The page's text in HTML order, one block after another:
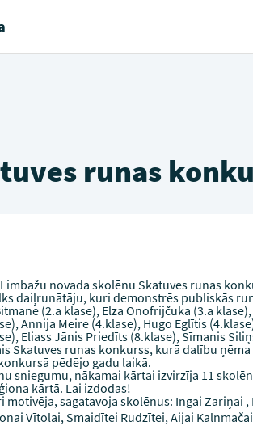
runas
novada skolēnu Skatuves runas
daiļrunātāju, kuri demonstrēs publiskās
(2.a klase), Elza Onofrijčuka (3.a
Annija Meire (4.klase), Hugo Eglītis
Eliass Jānis Priedīts (8.klase), Sīmanis
Skatuves runas konkurss, kurā dalību
pēdējo gadu laikā.
sniegumu, nākamai kārtai izvirzīja 11
kārtā. Lai izdodas!
sagatavoja skolēnus: Ingai Zariņai ,
Vītolai, Smaidītei Rudzītei, Aijai Kalnmačai